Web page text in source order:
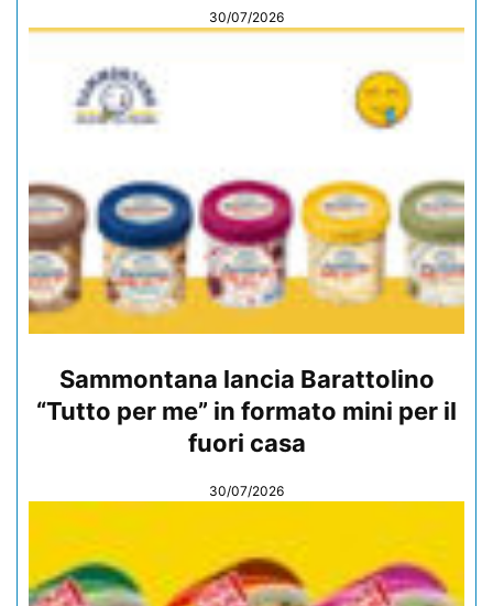
30/07/2026
Sammontana lancia Barattolino
“Tutto per me” in formato mini per il
fuori casa
30/07/2026